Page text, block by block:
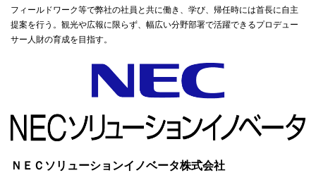
フィールドワーク等で弊社の社員と共に働き、学び、帰任時には首長に自主
提案を行う。観光や広報に限らず、幅広い分野部署で活躍できるプロデュー
サー人財の育成を目指す。
ＮＥＣソリューションイノベータ株式会社